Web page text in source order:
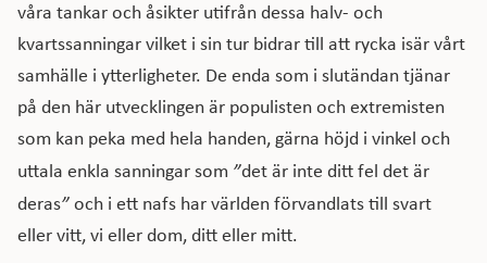
våra tankar och åsikter utifrån dessa halv- och
kvartssanningar vilket i sin tur bidrar till att rycka isär vårt
samhälle i ytterligheter. De enda som i slutändan tjänar
på den här utvecklingen är populisten och extremisten
som kan peka med hela handen, gärna höjd i vinkel och
uttala enkla sanningar som ”det är inte ditt fel det är
deras”och i ett nafs har världen förvandlats till svart
eller vitt, vi eller dom, ditt eller mitt.